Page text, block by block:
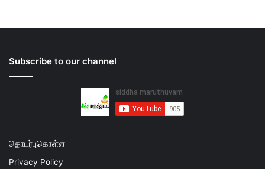
Subscribe to our channel
தொடர்புகொள்ள
Privacy Policy